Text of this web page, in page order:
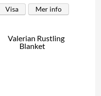
Visa Mer info